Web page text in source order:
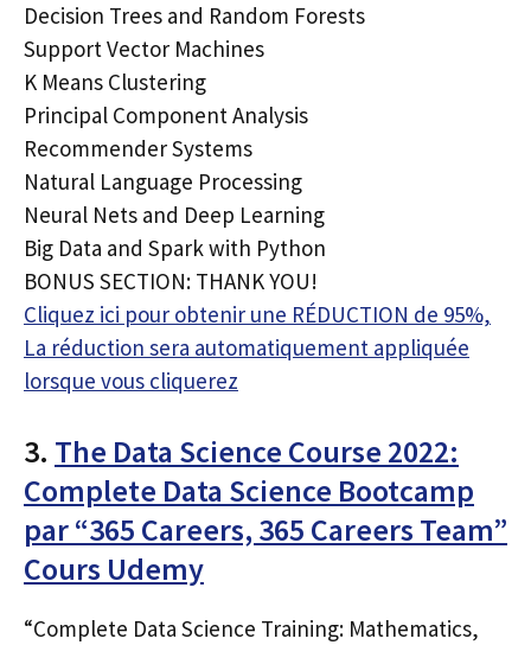
Decision Trees and Random Forests
Support Vector Machines
K Means Clustering
Principal Component Analysis
Recommender Systems
Natural Language Processing
Neural Nets and Deep Learning
Big Data and Spark with Python
BONUS SECTION: THANK YOU!
Cliquez ici pour obtenir une RÉDUCTION de 95%,
La réduction sera automatiquement appliquée
lorsque vous cliquerez
3. The Data Science Course 2022:
Complete Data Science Bootcamp
par “365 Careers, 365 Careers Team”
Cours Udemy
“Complete Data Science Training: Mathematics,